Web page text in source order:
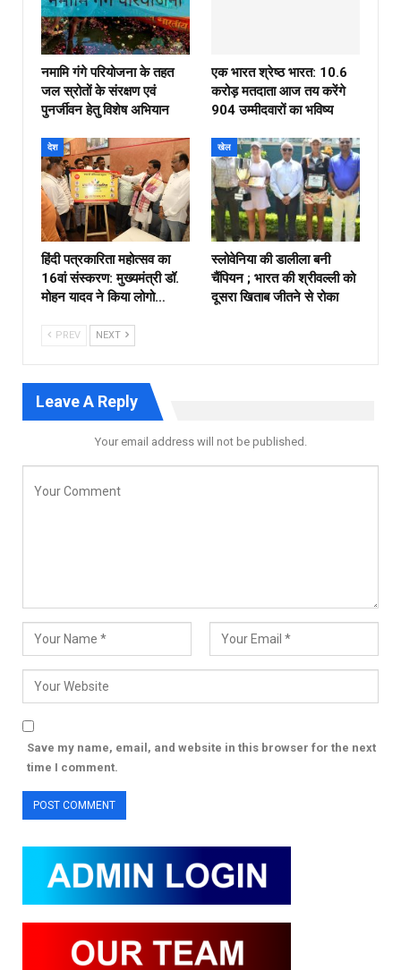
नमामि गंगे परियोजना के तहत
जल स्रोतों के संरक्षण एवं
पुनर्जीवन हेतु विशेष अभियान
एक भारत श्रेष्ठ भारत: 10.6
करोड़ मतदाता आज तय करेंगे
904 उम्मीदवारों का भविष्य
देश
हिंदी पत्रकारिता महोत्सव का
16वां संस्करण: मुख्यमंत्री डॉ.
मोहन यादव ने किया लोगो…
खेल
स्लोवेनिया की डालीला बनी
चैंपियन ; भारत की श्रीवल्ली को
दूसरा खिताब जीतने से रोका
PREV NEXT
Leave A Reply
Your email address will not be published.
Save my name, email, and website in this browser for the next
time I comment.